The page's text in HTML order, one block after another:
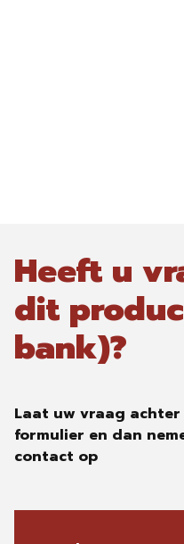
Heeft u
dit
bank)?
Laat uw vraag
formulier en dan
contact op